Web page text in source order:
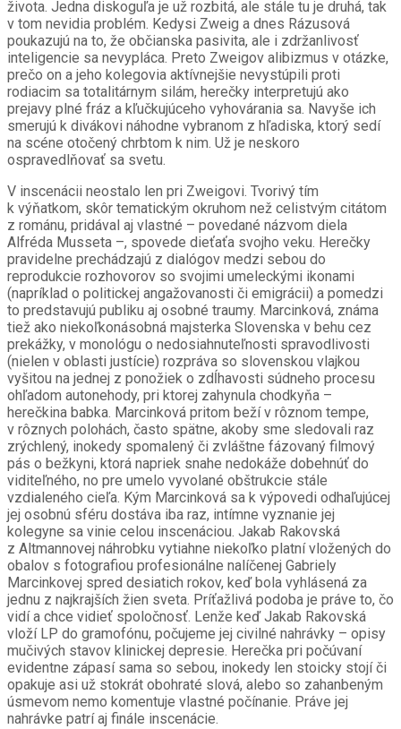
života. Jedna diskoguľa je už rozbitá, ale stále tu je druhá, tak
v tom nevidia problém. Kedysi Zweig a dnes Rázusová
poukazujú na to, že občianska pasivita, ale i zdržanlivosť
inteligencie sa nevypláca. Preto Zweigov alibizmus v otázke,
prečo on a jeho kolegovia aktívnejšie nevystúpili proti
rodiacim sa totalitárnym silám, herečky interpretujú ako
prejavy plné fráz a kľučkujúceho vyhovárania sa. Navyše ich
smerujú k divákovi náhodne vybranom z hľadiska, ktorý sedí
na scéne otočený chrbtom k nim. Už je neskoro
ospravedlňovať sa svetu.
V inscenácii neostalo len pri Zweigovi. Tvorivý tím
k výňatkom, skôr tematickým okruhom než celistvým citátom
z románu, pridával aj vlastné – povedané názvom diela
Alfréda Musseta –, spovede dieťaťa svojho veku. Herečky
pravidelne prechádzajú z dialógov medzi sebou do
reprodukcie rozhovorov so svojimi umeleckými ikonami
(napríklad o politickej angažovanosti či emigrácii) a pomedzi
to predstavujú publiku aj osobné traumy. Marcinková, známa
tiež ako niekoľkonásobná majsterka Slovenska v behu cez
prekážky, v monológu o nedosiahnuteľnosti spravodlivosti
(nielen v oblasti justície) rozpráva so slovenskou vlajkou
vyšitou na jednej z ponožiek o zdĺhavosti súdneho procesu
ohľadom autonehody, pri ktorej zahynula chodkyňa –
herečkina babka. Marcinková pritom beží v rôznom tempe,
v rôznych polohách, často spätne, akoby sme sledovali raz
zrýchlený, inokedy spomalený či zvláštne fázovaný filmový
pás o bežkyni, ktorá napriek snahe nedokáže dobehnúť do
viditeľného, no pre umelo vyvolané obštrukcie stále
vzdialeného cieľa. Kým Marcinková sa k výpovedi odhaľujúcej
jej osobnú sféru dostáva iba raz, intímne vyznanie jej
kolegyne sa vinie celou inscenáciou. Jakab Rakovská
z Altmannovej náhrobku vytiahne niekoľko platní vložených do
obalov s fotografiou profesionálne nalíčenej Gabriely
Marcinkovej spred desiatich rokov, keď bola vyhlásená za
jednu z najkrajších žien sveta. Príťažlivá podoba je práve to, čo
vidí a chce vidieť spoločnosť. Lenže keď Jakab Rakovská
vloží LP do gramofónu, počujeme jej civilné nahrávky – opisy
mučivých stavov klinickej depresie. Herečka pri počúvaní
evidentne zápasí sama so sebou, inokedy len stoicky stojí či
opakuje asi už stokrát obohraté slová, alebo so zahanbeným
úsmevom nemo komentuje vlastné počínanie. Práve jej
nahrávke patrí aj finále inscenácie.